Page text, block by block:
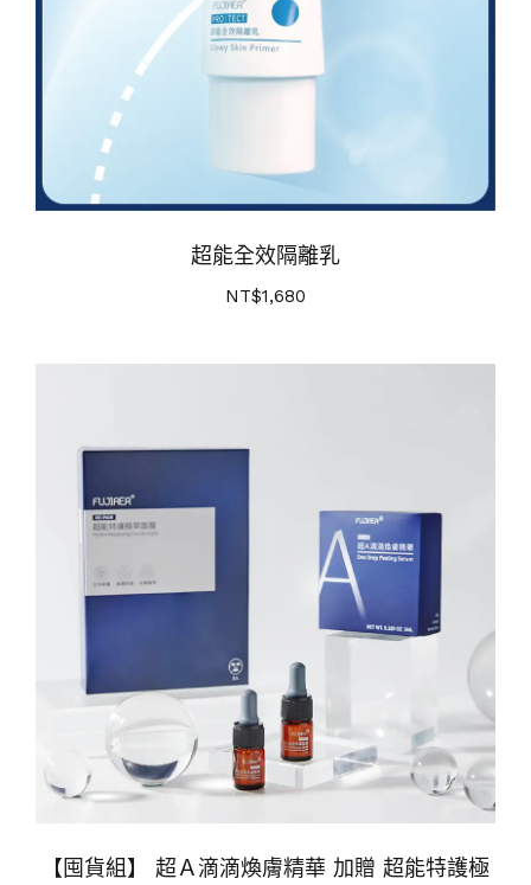
超能全效隔離乳
NT$1,680
【囤貨組】 超Ａ滴滴煥膚精華 加贈 超能特護極